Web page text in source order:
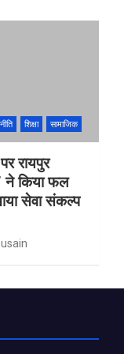
शिक्षा सामाजिक
रायपुर
ने किया फल
सेवा संकल्प